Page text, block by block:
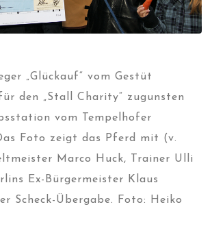
„Glückauf“ vom Gestüt
den „Stall Charity“ zugunsten
vom Tempelhofer
Foto zeigt das Pferd mit (v.
Marco Huck, Trainer Ulli
Ex-Bürgermeister Klaus
Scheck-Übergabe. Foto: Heiko